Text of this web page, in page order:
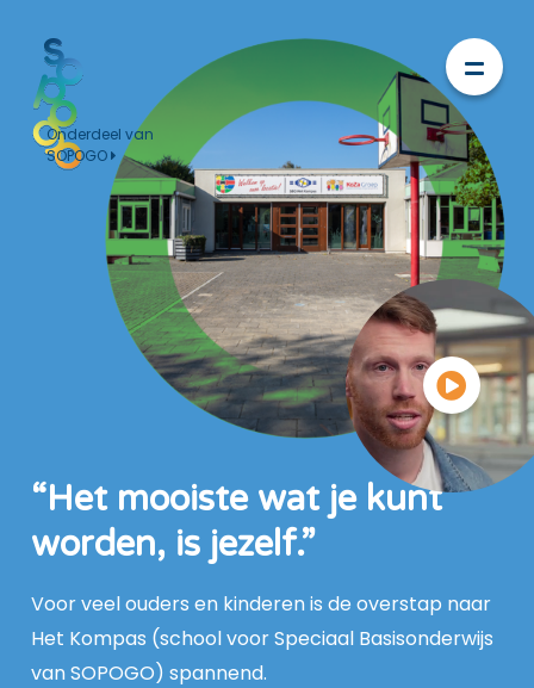
Onderdeel van
SOPOGO
“Het mooiste wat je kunt
worden, is jezelf.”
Voor veel ouders en kinderen is de overstap naar
Het Kompas (school voor Speciaal Basisonderwijs
van SOPOGO) spannend.